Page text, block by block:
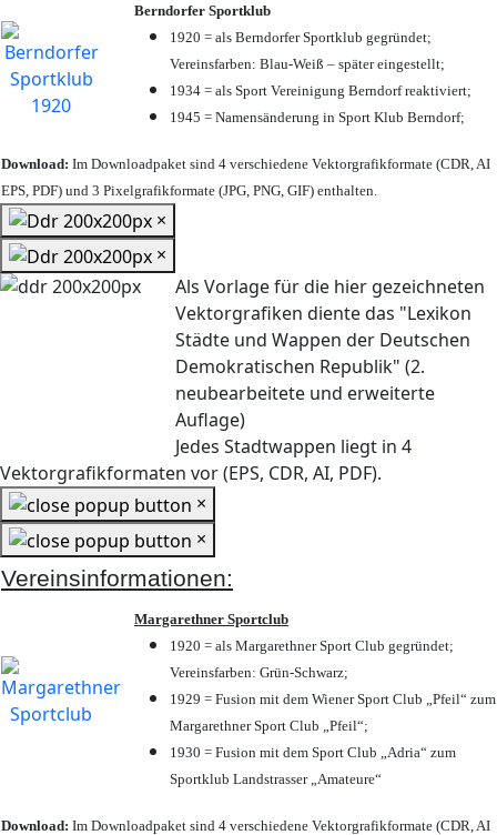
Berndorfer Sportklub
1920 = als Berndorfer Sportklub gegründet;
Vereinsfarben: Blau-Weiß – später eingestellt;
1934 = als Sport Vereinigung Berndorf reaktiviert;
1945 = Namensänderung in Sport Klub Berndorf;
Download: Im Downloadpaket sind 4 verschiedene Vektorgrafikformate (CDR, AI
EPS, PDF) und 3 Pixelgrafikformate (JPG, PNG, GIF) enthalten.
×
×
Als Vorlage für die hier gezeichneten
Vektorgrafiken diente das "Lexikon
Städte und Wappen der Deutschen
Demokratischen Republik" (2.
neubearbeitete und erweiterte
Auflage)
Jedes Stadtwappen liegt in 4
Vektorgrafikformaten vor (EPS, CDR, AI, PDF).
×
×
Vereinsinformationen:
Margarethner Sportclub
1920 = als Margarethner Sport Club gegründet;
Vereinsfarben: Grün-Schwarz;
1929 = Fusion mit dem Wiener Sport Club „Pfeil“ zum
Margarethner Sport Club „Pfeil“;
1930 = Fusion mit dem Sport Club „Adria“ zum
Sportklub Landstrasser „Amateure“
Download: Im Downloadpaket sind 4 verschiedene Vektorgrafikformate (CDR, AI